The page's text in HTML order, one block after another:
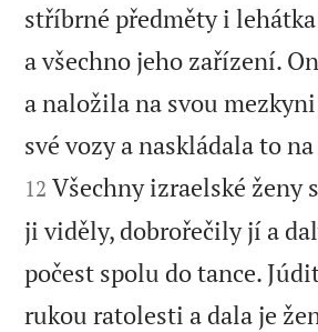
stříbrné předměty i
a všechno jeho zařízení.
a naložila na svou
své vozy a naskládala to
12 Všechny izraelské ženy
ji viděly, dobrořečily jí a
počest spolu do tance.
rukou ratolesti a dala je